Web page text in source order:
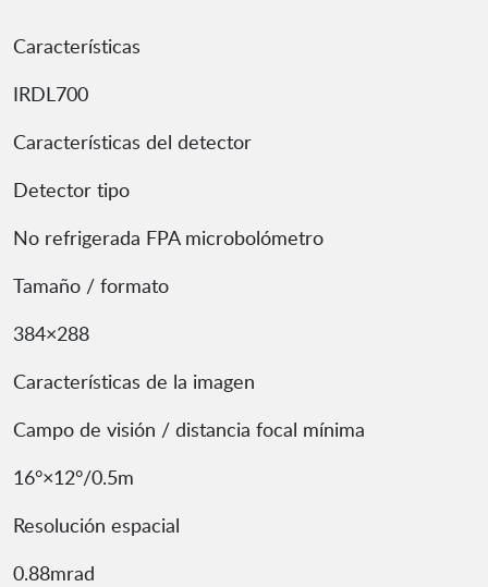
Características
IRDL700
Características del detector
Detector tipo
No refrigerada FPA microbolómetro
Tamaño / formato
384×288
Características de la imagen
Campo de visión / distancia focal mínima
16°×12°/0.5m
Resolución espacial
0.88mrad